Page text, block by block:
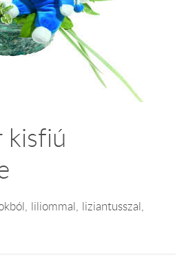
kisfiú
liliommal, liziantusszal,